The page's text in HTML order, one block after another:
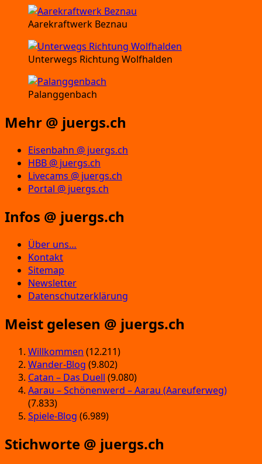
Aarekraftwerk Beznau
Unterwegs Richtung Wolfhalden
Palanggenbach
Mehr @ juergs.ch
Eisenbahn @ juergs.ch
HBB @ juergs.ch
Livecams @ juergs.ch
Portal @ juergs.ch
Infos @ juergs.ch
Über uns…
Kontakt
Sitemap
Newsletter
Datenschutzerklärung
Meist gelesen @ juergs.ch
Willkommen (12.211)
Wander-Blog (9.802)
Catan – Das Duell (9.080)
Aarau – Schönenwerd – Aarau (Aareuferweg)
(7.833)
Spiele-Blog (6.989)
Stichworte @ juergs.ch